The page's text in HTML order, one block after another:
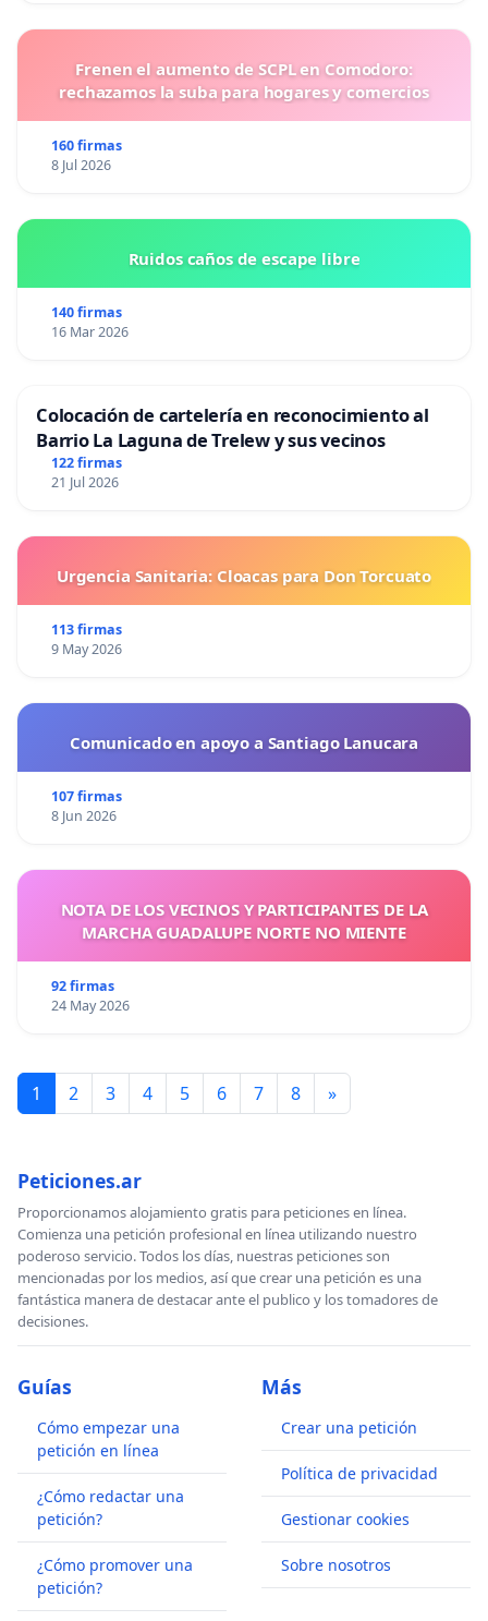
Frenen el aumento de SCPL en Comodoro:
rechazamos la suba para hogares y comercios
160 firmas
8 Jul 2026
Ruidos caños de escape libre
140 firmas
16 Mar 2026
Colocación de cartelería en reconocimiento al
Barrio La Laguna de Trelew y sus vecinos
122 firmas
21 Jul 2026
Urgencia Sanitaria: Cloacas para Don Torcuato
113 firmas
9 May 2026
Comunicado en apoyo a Santiago Lanucara
107 firmas
8 Jun 2026
NOTA DE LOS VECINOS Y PARTICIPANTES DE LA
MARCHA GUADALUPE NORTE NO MIENTE
92 firmas
24 May 2026
1 2 3 4 5 6 7 8 »
Peticiones.ar
Proporcionamos alojamiento gratis para peticiones en línea.
Comienza una petición profesional en línea utilizando nuestro
poderoso servicio. Todos los días, nuestras peticiones son
mencionadas por los medios, así que crear una petición es una
fantástica manera de destacar ante el publico y los tomadores de
decisiones.
Guías
Cómo empezar una
petición en línea
¿Cómo redactar una
petición?
¿Cómo promover una
petición?
Más
Crear una petición
Política de privacidad
Gestionar cookies
Sobre nosotros